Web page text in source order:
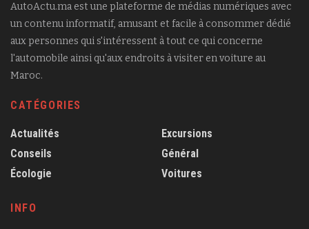
AutoActu.ma est une plateforme de médias numériques avec
un contenu informatif, amusant et facile à consommer dédié
aux personnes qui s'intéressent à tout ce qui concerne
l'automobile ainsi qu'aux endroits à visiter en voiture au
Maroc.
CATÉGORIES
Actualités
Conseils
Écologie
Excursions
Général
Voitures
INFO